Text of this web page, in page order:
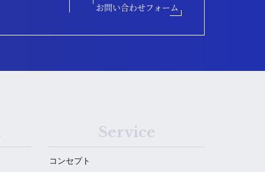
お問い合わせフォーム
Service
コンセプト